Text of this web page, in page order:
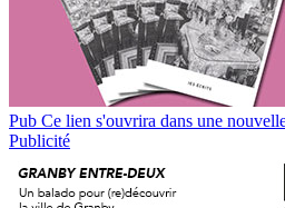
Pub Ce lien s'ouvrira dans une
Publicité